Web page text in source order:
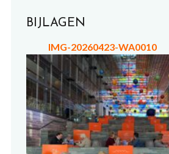
BIJLAGEN
IMG-20260423-WA0010